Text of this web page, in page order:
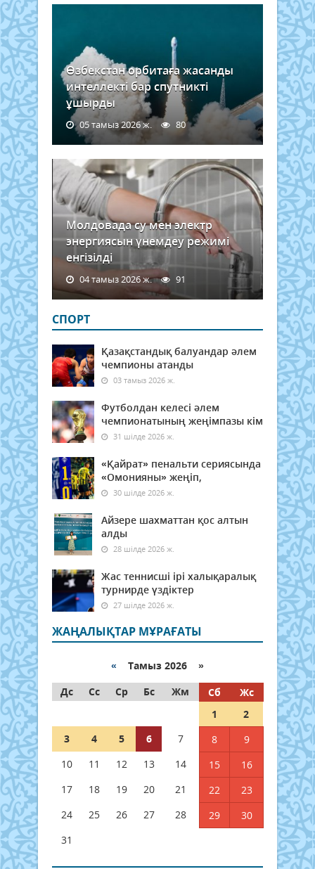
Өзбекстан орбитаға жасанды
интеллекті бар спутникті
ұшырды
05 тамыз 2026 ж. 80
Молдовада су мен электр
энергиясын үнемдеу режимі
енгізілді
04 тамыз 2026 ж. 91
СПОРТ
Қазақстандық балуандар әлем
чемпионы атанды
03 тамыз 2026 ж.
Футболдан келесі әлем
чемпионатының жеңімпазы кім
31 шілде 2026 ж.
«Қайрат» пенальти сериясында
«Омонияны» жеңіп,
30 шілде 2026 ж.
Айзере шахматтан қос алтын
алды
28 шілде 2026 ж.
Жас теннисші ірі халықаралық
турнирде үздіктер
27 шілде 2026 ж.
ЖАҢАЛЫҚТАР МҰРАҒАТЫ
« Тамыз 2026 »
Дс
Сс Ср Бс Жм Сб
Жс
1
2
3
4 5 6 7 8
9
10
11 12 13 14 15
16
17
18 19 20 21 22
23
24
25 26 27 28 29
30
31